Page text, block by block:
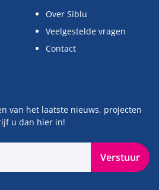
Over Siblu
Veelgestelde vragen
Contact
van het laatste nieuws, projecten
u dan hier in!
Verstuur